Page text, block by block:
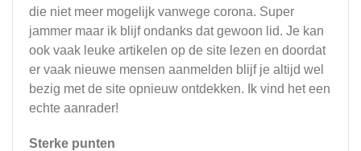
die niet meer mogelijk vanwege corona. Super
jammer maar ik blijf ondanks dat gewoon lid. Je kan
ook vaak leuke artikelen op de site lezen en doordat
er vaak nieuwe mensen aanmelden blijf je altijd wel
bezig met de site opnieuw ontdekken. Ik vind het een
echte aanrader!
Sterke punten